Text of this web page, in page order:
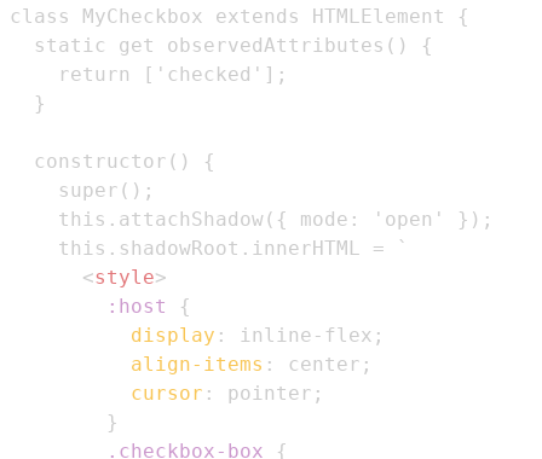
<style>
:host
{
display : inline-flex ;
align-items : center ;
cursor : pointer ;
}
.checkbox-box
{